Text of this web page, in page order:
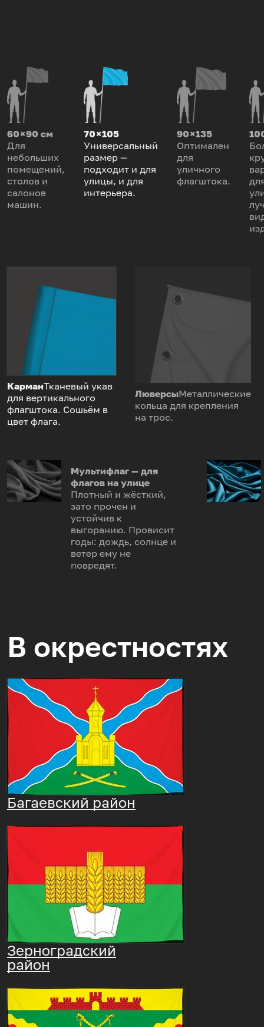
60 × 90 см
Для
небольших
помещений,
столов и
салонов
машин.
70 × 105
Универсальный
размер —
подходит и для
улицы, и для
интерьера.
90 × 135
Оптимален
для
уличного
флагштока.
КарманТканевый укав
для вертикального
флагштока. Сошьём в
цвет флага.
ЛюверсыМеталлические
кольца для крепления
на трос.
Мультифлаг — для
флагов на улице
Плотный и жёсткий,
зато прочен и
устойчив к
выгоранию. Провисит
годы: дождь, солнце и
ветер ему не
повредят.
В окрестностях
Багаевский район
Зерноградский
район